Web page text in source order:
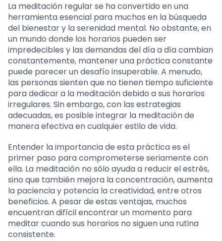
La meditación regular se ha convertido en una
herramienta esencial para muchos en la búsqueda
del bienestar y la serenidad mental. No obstante, en
un mundo donde los horarios pueden ser
impredecibles y las demandas del día a día cambian
constantemente, mantener una práctica constante
puede parecer un desafío insuperable. A menudo,
las personas sienten que no tienen tiempo suficiente
para dedicar a la meditación debido a sus horarios
irregulares. Sin embargo, con las estrategias
adecuadas, es posible integrar la meditación de
manera efectiva en cualquier estilo de vida.
Entender la importancia de esta práctica es el
primer paso para comprometerse seriamente con
ella. La meditación no sólo ayuda a reducir el estrés,
sino que también mejora la concentración, aumenta
la paciencia y potencia la creatividad, entre otros
beneficios. A pesar de estas ventajas, muchos
encuentran difícil encontrar un momento para
meditar cuando sus horarios no siguen una rutina
consistente.